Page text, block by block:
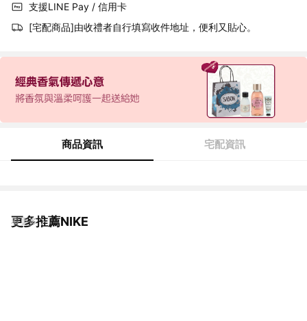
支援LINE Pay / 信用卡
[宅配商品]由收禮者自行填寫收件地址，便利又貼心。
商品資訊 宅配資訊
更多推薦NIKE
看更多